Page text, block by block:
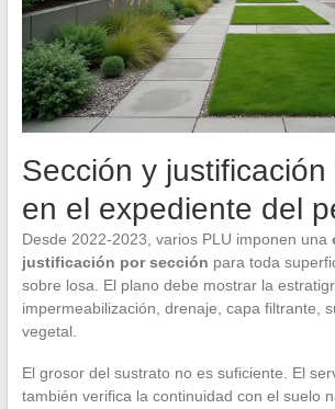
Sección y
en el expediente del
Desde 2022-2023, varios PLU imponen una
justificación por sección para toda
sobre losa. El plano debe mostrar la
impermeabilización, drenaje, capa filtrante,
vegetal.
El grosor del sustrato no es suficiente. El
también verifica la continuidad con el suelo